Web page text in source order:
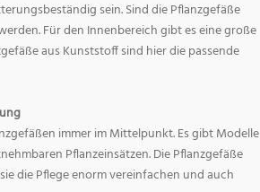
sein. Sind die Pflanzgefäße
Für den Innenbereich gibt es eine große
aus Kunststoff sind hier die passende
immer im Mittelpunkt. Es gibt Modelle
Pflanzeinsätzen. Die Pflanzgefäße
die Pflege enorm vereinfachen und auch